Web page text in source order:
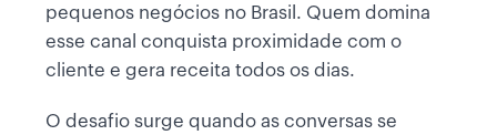
pequenos negócios no Brasil. Quem domina
esse canal conquista proximidade com o
cliente e gera receita todos os dias.
O desafio surge quando as conversas se